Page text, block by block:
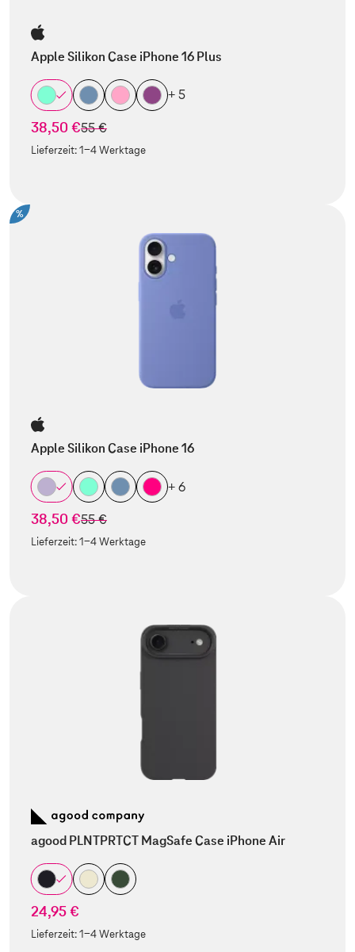
Apple Silikon Case iPhone 16 Plus
+ 5
38,50 €statt
55 €
Lieferzeit:1-4 Werktage
%
Apple Silikon Case iPhone 16
+ 6
38,50 €statt
55 €
Lieferzeit:1-4 Werktage
agood PLNTPRTCT MagSafe Case iPhone Air
24,95 €
Lieferzeit:1-4 Werktage